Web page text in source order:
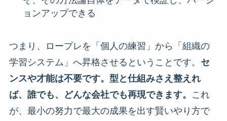
ョンアップできる
つまり、ロープレを「個人の練習」から「組織の
学習システム」へ昇格させるということです。 セ
ンスや才能は不要です。型と仕組みさえ整えれ
ば、誰でも、どんな会社でも再現できます。
これ
が、最小の努力で最大の成果を出す賢いやり方で